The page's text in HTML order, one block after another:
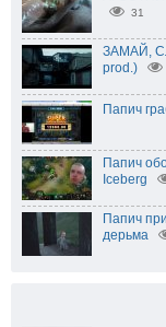
31
ЗАМАЙ,
prod.)
Папич
Папич
Iceberg
Папич
дерьма